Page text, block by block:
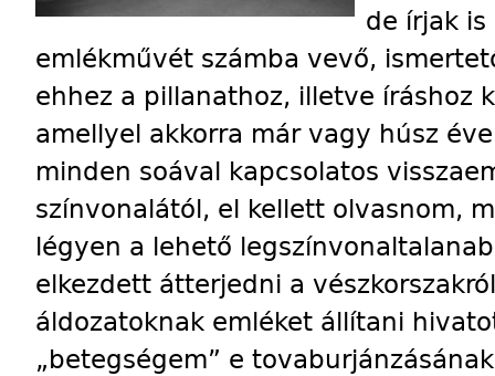
de írjak is
emlékművét számba vevő,
ehhez a pillanathoz, illetve íráshoz
amellyel akkorra már vagy húsz
minden soával kapcsolatos
színvonalától, el kellett olvasnom,
légyen a lehető
elkezdett átterjedni a
áldozatoknak emléket állítani
„betegségem” e